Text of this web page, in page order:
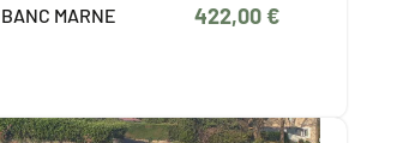
BANC MARNE 422,00 €